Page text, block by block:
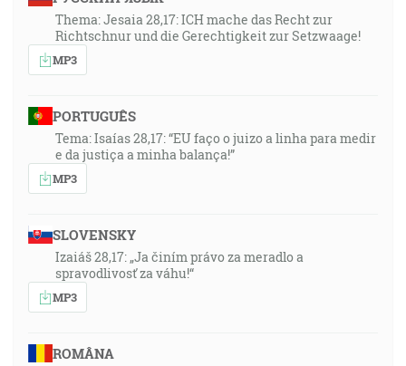
Thema: Jesaia 28,17: ICH mache das Recht zur
Richtschnur und die Gerechtigkeit zur Setzwaage!
MP3
PORTUGUÊS
Tema: Isaías 28,17: “EU faço o juizo a linha para medir
e da justiça a minha balança!”
MP3
SLOVENSKY
Izaiáš 28,17: „Ja činím právo za meradlo a
spravodlivosť za váhu!“
MP3
ROMÂNA